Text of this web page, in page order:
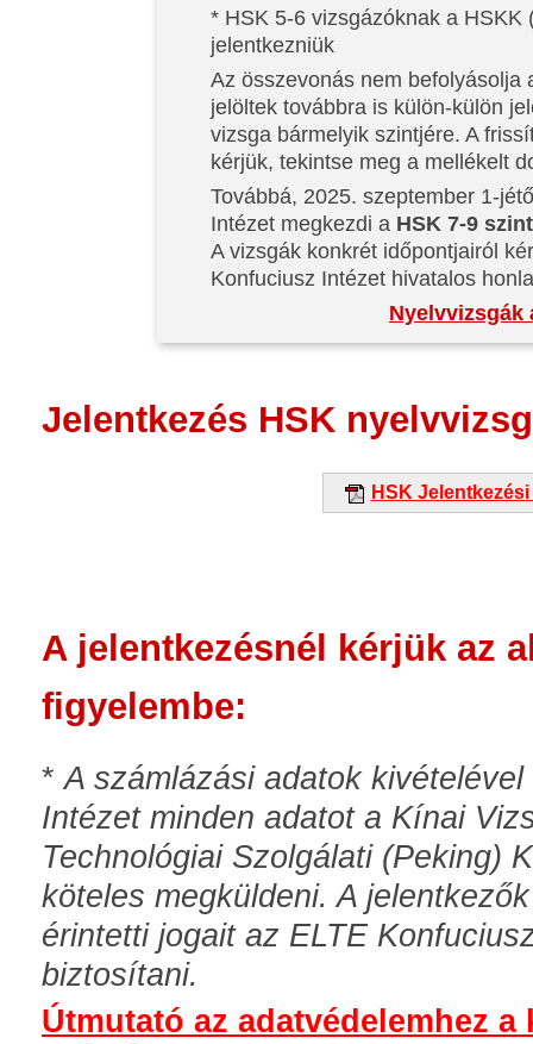
* HSK 5-6 vizsgázóknak a HSKK
jelentkezniük
Az összevonás nem befolyásolja
jelöltek továbbra is külön-külön
vizsga bármelyik szintjére. A
kérjük, tekintse meg a mellékelt
Továbbá, 2025. szeptember 1-
Intézet megkezdi a HSK 7-9
A vizsgák konkrét időpontjairól
Konfuciusz Intézet hivatalos
Nyelvvizsgák
Jelentkezés HSK
HSK
A jelentkezésnél kérjük az
figyelembe:
*A számlázási adatok
Intézet minden adatot a Kínai
Technológiai Szolgálati (Peking)
köteles megküldeni. A
érintetti jogait az ELTE
biztosítani.
Útmutató az adatvédelemhez